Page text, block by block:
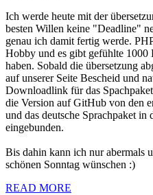
Ich werde heute mit der
besten Willen keine "Deadline"
genau ich damit fertig werde.
Hobby und es gibt gefühlte 1000
haben. Sobald die übersetzung
auf unserer Seite Bescheid und
Downloadlink für das
die Version auf GitHub von den
und das deutsche Sprachpaket
eingebunden.
Bis dahin kann ich nur abermals
schönen Sonntag wünschen :)
READ MORE